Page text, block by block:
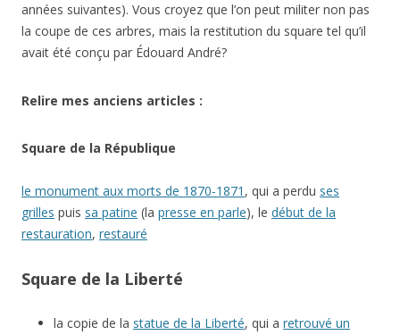
années suivantes). Vous croyez que l’on peut militer non pas
la coupe de ces arbres, mais la restitution du square tel qu’il
avait été conçu par Édouard André?
Relire mes anciens articles :
Square de la République
le monument aux morts de 1870-1871 , qui a perdu ses
grilles puis sa patine (la presse en parle), le début de la
restauration, restauré
Square de la Liberté
la copie de la statue de la Liberté, qui a retrouvé un